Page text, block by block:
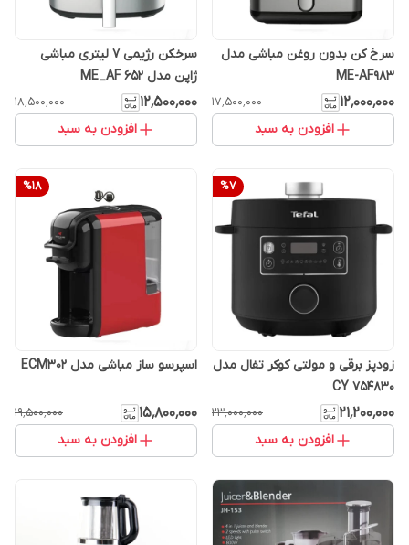
سرخ کن بدون روغن مباشی مدل
ME-AF983
۱۲٬۰۰۰٬۰۰۰ ۱۷٬۵۰۰٬۰۰۰
افزودن به سبد
سرخکن رژیمی ۷ لیتری مباشی
ژاپن مدل ME_AF 652
۱۲٬۵۰۰٬۰۰۰ ۱۸٬۵۰۰٬۰۰۰
افزودن به سبد
%7
زودپز برقی و مولتی کوکر تفال مدل
CY 754830
۲۱٬۲۰۰٬۰۰۰ ۲۳٬۰۰۰٬۰۰۰
افزودن به سبد
%18
اسپرسو ساز مباشی مدل ECM302
۱۵٬۸۰۰٬۰۰۰ ۱۹٬۵۰۰٬۰۰۰
افزودن به سبد